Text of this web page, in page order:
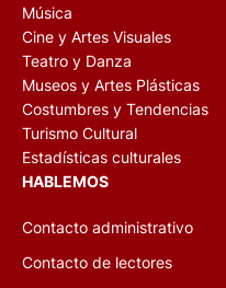
Música
Cine y Artes Visuales
Teatro y Danza
Museos y Artes Plásticas
Costumbres y Tendencias
Turismo Cultural
Estadísticas culturales
HABLEMOS
Contacto administrativo
Contacto de lectores